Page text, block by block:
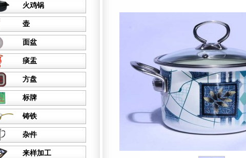
火鸡锅
壶
面盆
痰盂
方盘
标牌
铸铁
杂件
来样加工